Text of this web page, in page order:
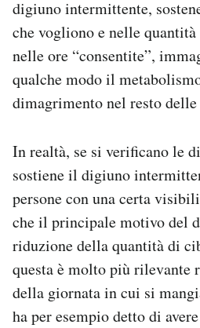
digiuno intermittente,
che vogliono e nelle
nelle ore “consentite”,
qualche modo il
dimagrimento nel resto
In realtà, se si verificano le
sostiene il digiuno
persone con una certa
che il principale motivo del
riduzione della quantità di
questa è molto più rilevante
della giornata in cui si
ha per esempio detto di